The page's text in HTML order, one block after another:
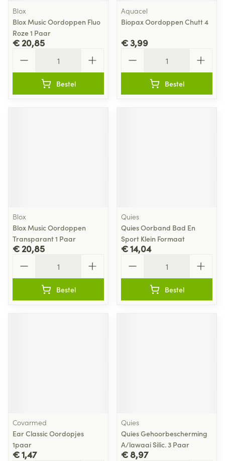
Blox
Blox Music Oordoppen Fluo
Roze 1 Paar
€ 20,85
Bestel
Aquacel
Biopax Oordoppen Chutt 4
€ 3,99
Bestel
Blox
Blox Music Oordoppen
Transparant 1 Paar
€ 20,85
Bestel
Quies
Quies Oorband Bad En
Sport Klein Formaat
€ 14,04
Bestel
Covarmed
Ear Classic Oordopjes
1paar
€ 1,47
Quies
Quies Gehoorbescherming
A/lawaai Silic. 3 Paar
€ 8,97